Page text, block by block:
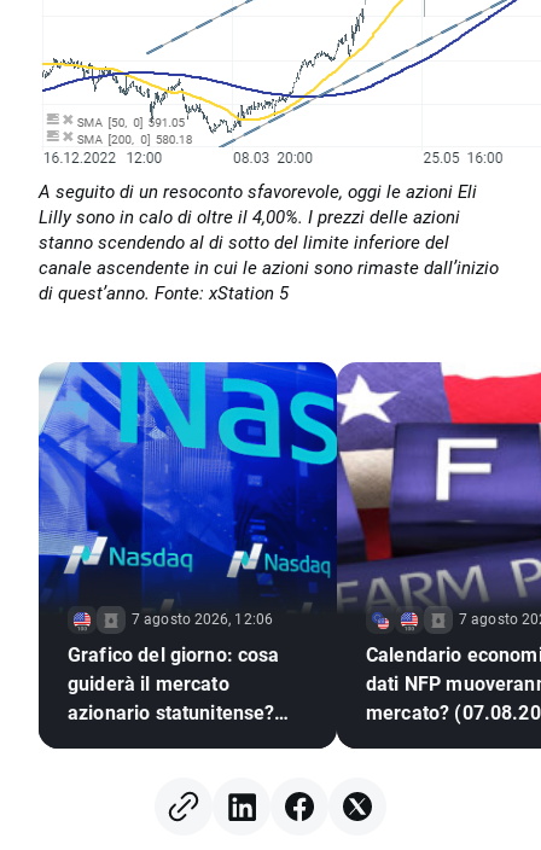
A seguito di un resoconto sfavorevole, oggi le azioni Eli
Lilly sono in calo di oltre il 4,00%. I prezzi delle azioni
stanno scendendo al di sotto del limite inferiore del
canale ascendente in cui le azioni sono rimaste dall’inizio
di quest’anno. Fonte: xStation 5
7 agosto 2026, 12:06
Grafico del giorno: cosa
guiderà il mercato
azionario statunitense?
7 agosto
Calendario
dati NFP
mercato?